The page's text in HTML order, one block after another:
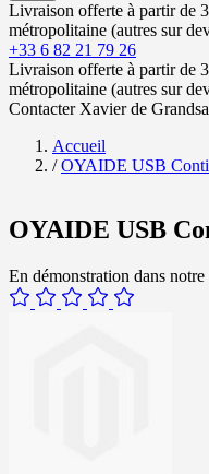
Livraison offerte à partir de
métropolitaine (autres sur
+33 6 82 21 79 26
Livraison offerte à partir de
métropolitaine (autres sur
Contacter Xavier de
Accueil
/ OYAIDE USB
OYAIDE USB
En démonstration dans